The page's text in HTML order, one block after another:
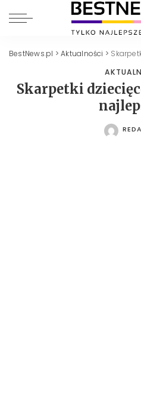
BestNews.pl >Aktualności >
Skarpetki